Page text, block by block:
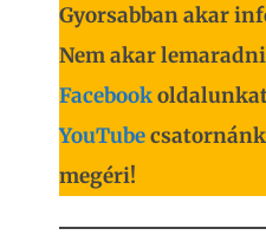
Gyorsabban akar
Nem akar
Facebook
YouTube
megéri!